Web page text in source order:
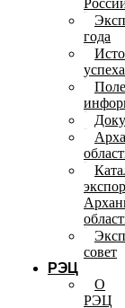
года
успеха
совет
РЭЦ
О
РЭЦ